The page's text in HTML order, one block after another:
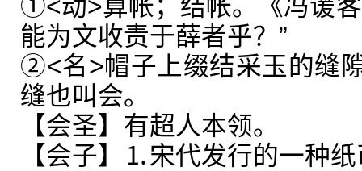
①<动>算帐；结帐。《冯谖
能为文收责于薛者乎？”
②<名>帽子上缀结采玉的缝
缝也叫会。
【会圣】有超人本领。
【会子】⒈宋代发行的一种